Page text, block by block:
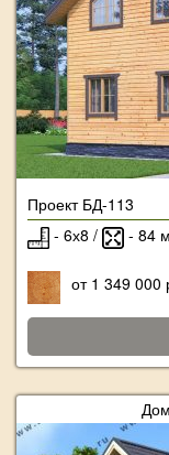
Проект БД-113
- 6х8 /
- 84 м
от 1 349 000